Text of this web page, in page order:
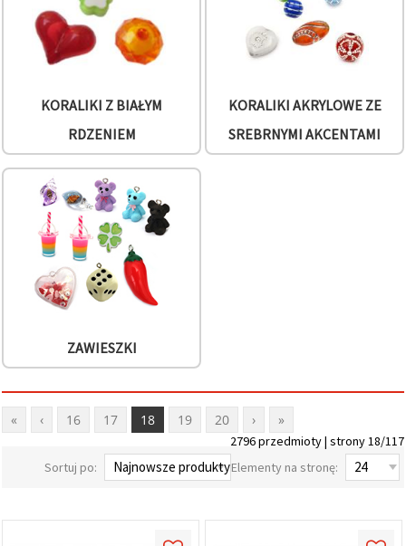
KORALIKI Z BIAŁYM
RDZENIEM
KORALIKI AKRYLOWE ZE
SREBRNYMI AKCENTAMI
ZAWIESZKI
« ‹ 16 17 18 19 20 › »
2796 przedmioty | strony 18/117
Sortuj po:
Elementy na stronę: